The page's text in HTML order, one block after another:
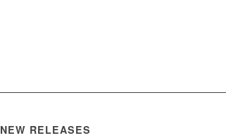
NEW RELEASES